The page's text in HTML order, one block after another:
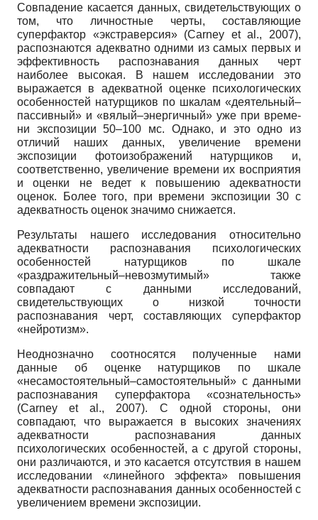
Совпадение касается данных, свидетельствующих о
том, что личностные черты, со­ставляющие
суперфактор «экстраверсия» (Carney et al., 2007),
распознаются адекватно од­ними из самых первых и
эффективность распознавания данных черт
наиболее высокая. В нашем исследовании это
выражается в адекватной оценке психологических
особенностей натурщиков по шкалам «деятельный–
пассивный» и «вялый–энергичный» уже при време­
ни экспозиции 50–100 мс. Однако, и это одно из
отличий наших данных, увеличение вре­мени
экспозиции фотоизображений натурщиков и,
соответственно, увеличение времени их восприятия
и оценки не ведет к повышению адекватности
оценок. Более того, при времени экспозиции 30 с
адекватность оценок значимо снижается.
Результаты нашего исследования относительно
адекватности распознавания психо­логических
особенностей натурщиков по шкале
«раздражительный–невозмутимый» также
совпадают с данными исследований,
свидетельствующих о низкой точности
распознавания черт, составляющих суперфактор
«нейротизм».
Неоднозначно соотносятся полученные нами
данные об оценке натурщиков по шкале
«несамостоятельный–самостоятельный» с данными
распознавания суперфактора «созна­тельность»
(Carney et al., 2007). С одной стороны, они
совпадают, что выражается в высоких значениях
адекватности распознавания данных
психологических особенностей, а с другой стороны,
они различаются, и это касается отсутствия в нашем
исследовании «линейного эффекта» повышения
адекватности распознавания данных особенностей с
увеличением времени экспозиции.